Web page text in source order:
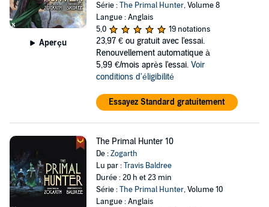
Aperçu
Série :The Primal Hunter, Volume 8
Langue : Anglais
5,0
19 notations
23,97 € ou gratuit avec l'essai.
Renouvellement automatique à
5,99 €/mois après l'essai. Voir
conditions d'éligibilité
Essayez Standard gratuitement
The Primal Hunter 10
De :Zogarth
Lu par :Travis Baldree
Durée : 20 h et 23 min
Série :The Primal Hunter, Volume 10
Langue : Anglais